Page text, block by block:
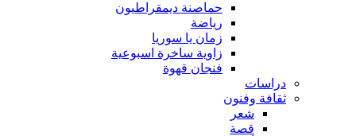
حماصنة ديمقراطيون
رياضة
زمان يا سوريا
زاوية ساخرة اسبوعية
فنجان قهوة
دراسات
ثقافة وفنون
شعر
قصة